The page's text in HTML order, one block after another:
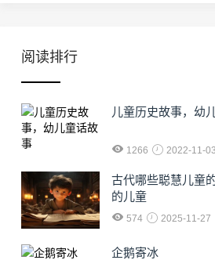
阅读排行
儿童历史故事，幼
1266 2022-11-03
古代哪些聪慧儿童
的儿童
574 2025-11-27
企鹅寄冰